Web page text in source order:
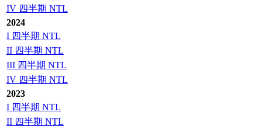
IV 四半期 NTL
2024
I 四半期 NTL
II 四半期 NTL
III 四半期 NTL
IV 四半期 NTL
2023
I 四半期 NTL
II 四半期 NTL